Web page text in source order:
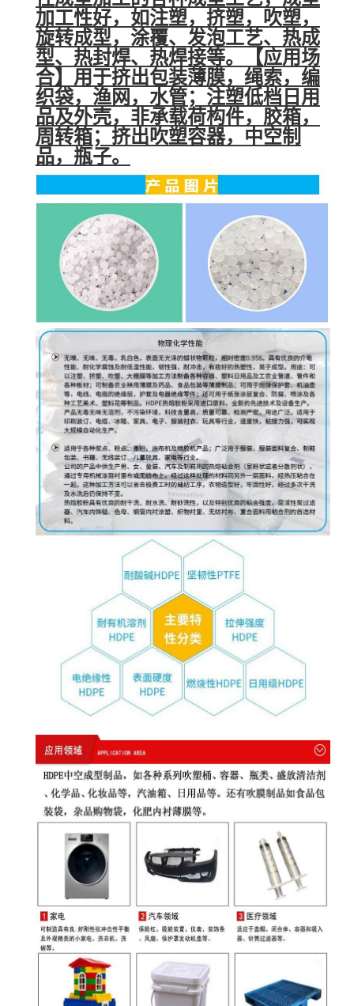
加工性好，如注塑，挤塑，吹塑，
旋转成型，涂覆、发泡工艺、热成
型、热封焊、热焊接等。
【应用场
合】用于挤出包装薄膜，绳索，编
织袋，渔网，水管；注塑低档日用
品及外壳，非承载荷构件，胶箱，
周转箱；挤出吹塑容器，中空制
品，瓶子。